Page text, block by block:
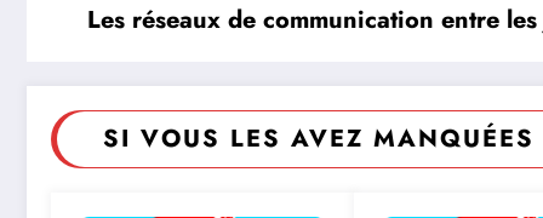
Les réseaux de communication entre
SI VOUS LES AVEZ